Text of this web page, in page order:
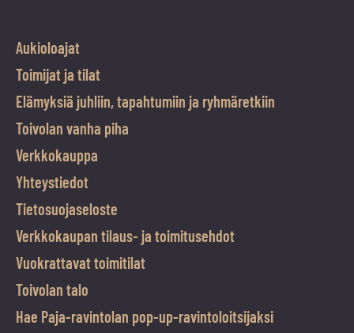
Aukioloajat
Toimijat ja tilat
Elämyksiä juhliin, tapahtumiin ja ryhmäretkiin
Toivolan vanha piha
Verkkokauppa
Yhteystiedot
Tietosuojaseloste
Verkkokaupan tilaus- ja toimitusehdot
Vuokrattavat toimitilat
Toivolan talo
Hae Paja-ravintolan pop-up-ravintoloitsijaksi